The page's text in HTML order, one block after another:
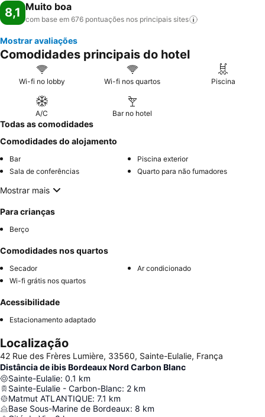
8,1 Muito boa
com base em 676 pontuações nos principais sites
Mostrar avaliações
Comodidades principais do hotel
Wi-fi no lobby Wi-fi nos quartos Piscina
A/C Bar no hotel
Todas as comodidades
Comodidades do alojamento
Bar
Piscina exterior
Sala de conferências
Quarto para não fumadores
Mostrar mais
Para crianças
Berço
Comodidades nos quartos
Secador
Ar condicionado
Wi-fi grátis nos quartos
Acessibilidade
Estacionamento adaptado
Localização
42 Rue des Frères Lumière, 33560, Sainte-Eulalie, França
Distância de ibis Bordeaux Nord Carbon Blanc
Sainte-Eulalie: 0.1 km
Sainte-Eulalie - Carbon-Blanc: 2 km
Matmut ATLANTIQUE: 7.1 km
Base Sous-Marine de Bordeaux: 8 km